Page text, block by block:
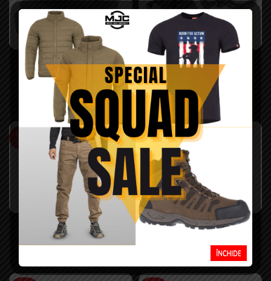
Montura cu buton
pentru sina RIS –
Cybergun
44,99 lei
Montura cu buton
pentru sina RIS –
MGPCQB
35,00
Montura curea din otel
pentru sina RIS – ACM
SOLD
OUT
Montura curea pentru
sina RIS – Big Dragon